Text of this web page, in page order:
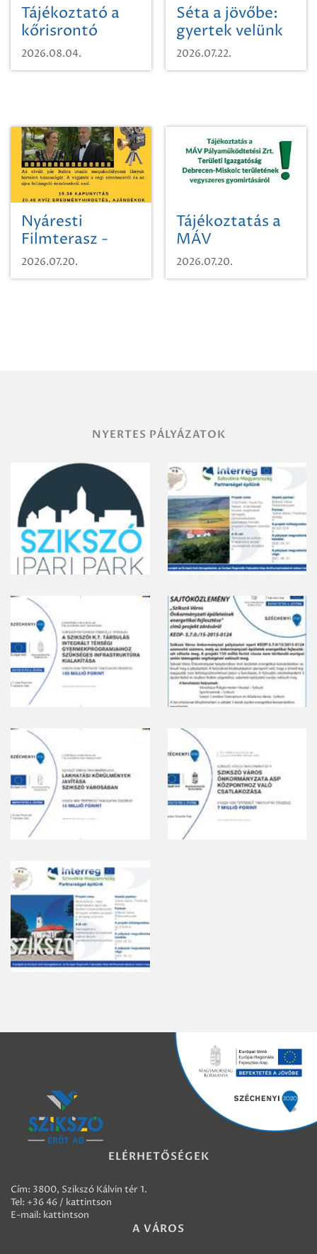
Tájékoztató a
kőrisrontó
karcsúdíszbogárról
2026.08.04.
Séta a jövőbe:
gyertek velünk
egy városi
időutazásra!
2026.07.22.
Nyáresti
Filmterasz -
Beugró a
Paradicsomba
2026.07.20.
Tájékoztatás a
MÁV
Pályaműködtetési
Zrt. Területi
2026.07.20.
NYERTES PÁLYÁZATOK
ELÉRHETŐSÉGEK
Cím: 3800, Szikszó Kálvin tér 1.
Tel: +36 46 / kattintson
E-mail: kattintson
A VÁROS